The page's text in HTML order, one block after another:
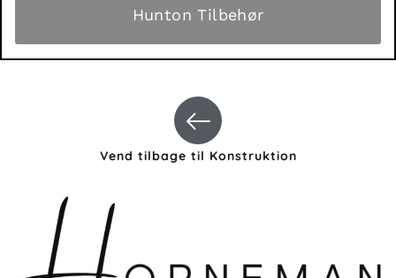
Hunton Tilbehør
Vend tilbage til Konstruktion